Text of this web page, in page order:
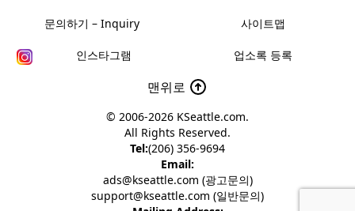
문의하기 – Inquiry 사이트맵
인스타그램 업소록 등록
맨위로
© 2006-2026 KSeattle.com.
All Rights Reserved.
Tel:(206) 356-9694
Email:
ads@kseattle.com (광고문의)
support@kseattle.com (일반문의)